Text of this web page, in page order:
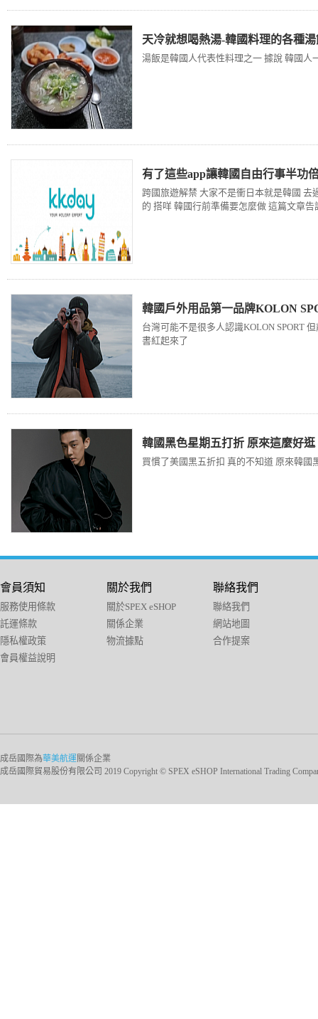
天冷就想喝熱湯-韓國料理的各種
湯飯是韓國人代表性料理之一 據說 韓國人
有了這些app讓韓國自由行事半功
跨國旅遊解禁 大家不是衝日本就是韓國 去
的 搭咩 韓國行前準備要怎麼做 這篇文章告
韓國戶外用品第一品牌KOLON
台灣可能不是很多人認識KOLON SPORT
書紅起來了
韓國黑色星期五打折 原來這麼好逛
買慣了美國黑五折扣 真的不知道 原來韓
會員須知
服務使用條款
託運條款
隱私權政策
會員權益說明
關於我們
關於SPEX eSHOP
關係企業
物流據點
聯絡我們
聯絡我們
網站地圖
合作提案
成岳國際為華美航運關係企業
成岳國際貿易股份有限公司 2019 Copyright © SPEX eSHOP International Trading